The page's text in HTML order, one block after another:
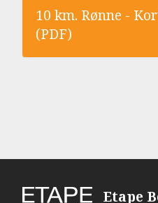
10 km. Rønne -
(PDF)
Etape